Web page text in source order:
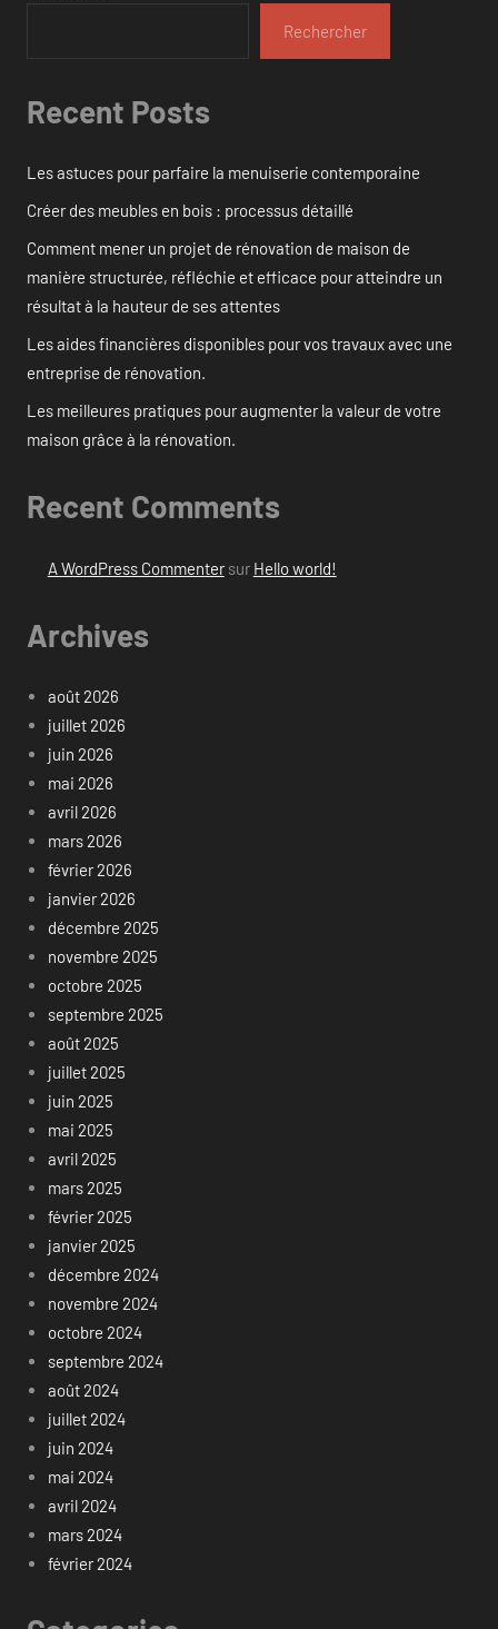
Rechercher
Recent Posts
Les astuces pour parfaire la menuiserie contemporaine
Créer des meubles en bois : processus détaillé
Comment mener un projet de rénovation de maison de
manière structurée, réfléchie et efficace pour atteindre un
résultat à la hauteur de ses attentes
Les aides financières disponibles pour vos travaux avec une
entreprise de rénovation.
Les meilleures pratiques pour augmenter la valeur de votre
maison grâce à la rénovation.
Recent Comments
A WordPress Commentersur Hello world!
Archives
août 2026
juillet 2026
juin 2026
mai 2026
avril 2026
mars 2026
février 2026
janvier 2026
décembre 2025
novembre 2025
octobre 2025
septembre 2025
août 2025
juillet 2025
juin 2025
mai 2025
avril 2025
mars 2025
février 2025
janvier 2025
décembre 2024
novembre 2024
octobre 2024
septembre 2024
août 2024
juillet 2024
juin 2024
mai 2024
avril 2024
mars 2024
février 2024